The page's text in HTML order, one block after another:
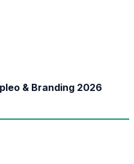
& Branding 2026